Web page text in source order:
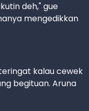
deh," gue
mengedikkan
kalau cewek
begituan. Aruna